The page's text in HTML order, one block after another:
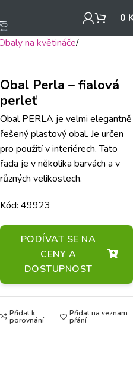
0
na květináče
Obal Perla – fialová
perleť
Obal PERLA je velmi elegantně
řešený plastový obal. Je určen
pro použití v interiérech. Tato
řada je v několika barvách a v
různých velikostech.
Kód: 49923
PODÍVAT SE NA
CENY A
DOSTUPNOST
Přidat k
porovnání
Přidat na seznam
přání